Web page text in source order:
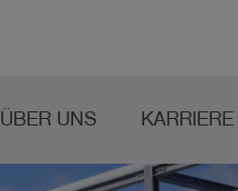
ÜBER UNS KARRIERE